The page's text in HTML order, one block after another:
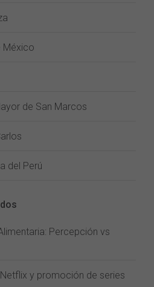
México
de San Marcos
del Perú
Percepción vs
y promoción de series